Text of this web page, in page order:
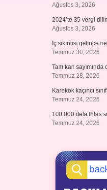
Ağustos 3, 2026
2024’te 35 vergi
Ağustos 3, 2026
İç sıkıntısı gelince
Temmuz 30, 2026
Tam kan
Temmuz 28, 2026
Karekök kaçıncı
Temmuz 24, 2026
100.000 defa İhlas
Temmuz 24, 2026